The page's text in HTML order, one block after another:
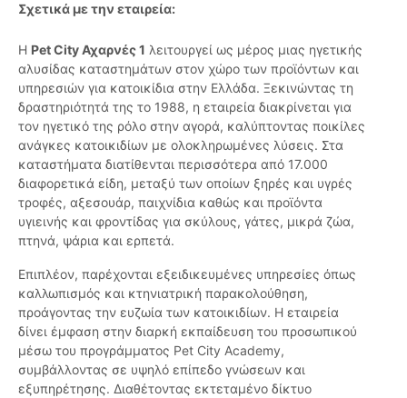
Σχετικά με την εταιρεία:
Η Pet City Αχαρνές 1 λειτουργεί ως μέρος μιας ηγετικής
αλυσίδας καταστημάτων στον χώρο των προϊόντων και
υπηρεσιών για κατοικίδια στην Ελλάδα. Ξεκινώντας τη
δραστηριότητά της το 1988, η εταιρεία διακρίνεται για
τον ηγετικό της ρόλο στην αγορά, καλύπτοντας ποικίλες
ανάγκες κατοικιδίων με ολοκληρωμένες λύσεις. Στα
καταστήματα διατίθενται περισσότερα από 17.000
διαφορετικά είδη, μεταξύ των οποίων ξηρές και υγρές
τροφές, αξεσουάρ, παιχνίδια καθώς και προϊόντα
υγιεινής και φροντίδας για σκύλους, γάτες, μικρά ζώα,
πτηνά, ψάρια και ερπετά.
Επιπλέον, παρέχονται εξειδικευμένες υπηρεσίες όπως
καλλωπισμός και κτηνιατρική παρακολούθηση,
προάγοντας την ευζωία των κατοικιδίων. Η εταιρεία
δίνει έμφαση στην διαρκή εκπαίδευση του προσωπικού
μέσω του προγράμματος Pet City Academy,
συμβάλλοντας σε υψηλό επίπεδο γνώσεων και
εξυπηρέτησης. Διαθέτοντας εκτεταμένο δίκτυο